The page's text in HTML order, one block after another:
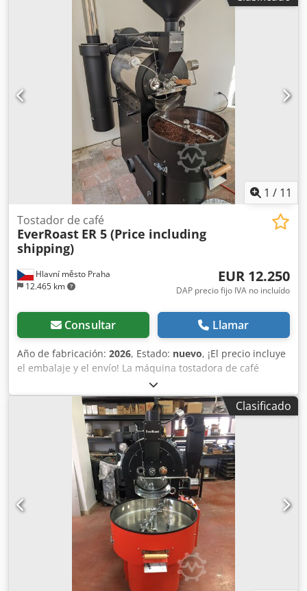
hasta 50 kg por hora. Capacidad por lote: 15 kg Tiempo de
tostado: 10-14 minutos Fuente de calor: GLP/Gas natural
Principio de tostado: Conducción y convección Tambor: de
doble pared Unidad de control: Manual/PLC (opcional)
Dkedpfxoi Hqpuj Aqisr Máquina totalmente controlable:
control del flujo de aire/control de la velocidad del
tambor/control del nivel de la llama Posibilidad de
conexión a un PC Garantía: 2 años ¡Se puede añadir el
logotipo de su empresa en el tambor! ¡Puede elegir
cualquier color! ¡Póngase en contacto con nosotros para
obtener más información sobre tostadoras de café y
equipos para café!
1 / 11
Hlavní město Praha
12.465 km
Tostador de café
EverRoast ER 5 (Price including
shipping)
EUR 12.250
DAP precio fijo IVA no incluído
Consultar Llamar
Año de fabricación: 2026, Estado: nuevo, ¡El precio incluye
el embalaje y el envío! La máquina tostadora de café
EverRoast Shop tiene una capacidad de 5 kg de granos de
café verde por lote y es la solución perfecta para cafeterías
y empresas de tostado de café que desean tostar hasta 20
kg por hora. Capacidad por lote: 5 kg Dsdpfx Asi
Hqmyoqiskr Tiempo de tostado: 9-13 minutos Fuente de
calor: GLP/gas natural Principio de tostado: conducción y
convección Tambor: doble pared Unidad de control:
manual/PLC (opcional) Máquina totalmente controlable:
control del flujo de aire/control de la velocidad del
tambor/control del nivel de la llama Posibilidad de
conexión a PC Garantía: 2 años ¡Se puede añadir el
logotipo de su empresa en el tambor! ¡Puede elegir
cualquier color! Póngase en contacto con nosotros para
obtener más información sobre máquinas tostadoras de
café y equipos para café.
Clasificado